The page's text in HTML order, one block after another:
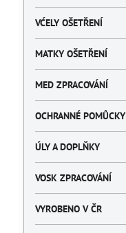
VĆELY OŠETŘENÍ
MATKY OŠETŘENÍ
MED ZPRACOVÁNÍ
OCHRANNÉ POMŮCKY
ÚLY A DOPLŇKY
VOSK ZPRACOVÁNÍ
VYROBENO V ČR